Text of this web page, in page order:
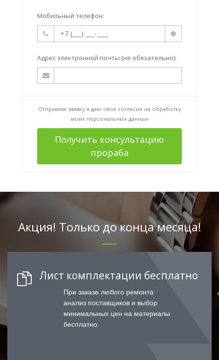
Мобильный телефон:
Адрес электронной почты (не обязательно):
Отправляя заявку я даю свое согласие на обработку
моих персональных данных
Получить консультацию
прораба
Акция! Только до конца месяца!
Лист комплектации бесплатно
При заказе любого ремонта
анализ поставщиков и выбор
минимальных цен на материалы
бесплатно.